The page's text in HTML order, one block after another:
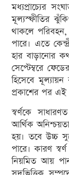
মধ্যপ্রাচ্যের
মূল্যস্ফীতির
থাকলে
পারে। এতে
হার বাড়ানোর
সেপ্টেম্বরে
হিসেবে
প্রকাশের পর এই
স্বর্ণকে
আর্থিক
হয়। তবে উচ্চ
পারে। কারণ
নিয়মিত আয়